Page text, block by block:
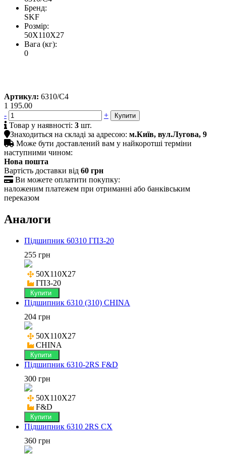
Бренд:
SKF
Розмір:
50X110X27
Вага (кг):
0
Артикул: 6310/С4
1 195.00
-
+
 Товар у наявності: 3 шт.
Знаходиться на складі за адресою: м.Київ, вул.Лугова, 9
 Може бути доставлений вам у найкоротші терміни
наступними чином:
Нова пошта
Вартість доставки від 60 грн
 Ви можете оплатити покупку:
наложеним платежем при отриманні або банківським
переказом
Аналоги
Підшипник 60310 ГПЗ-20
255 грн
50X110X27
ГПЗ-20
Купити
Підшипник 6310 (310) CHINA
204 грн
50X110X27
CHINA
Купити
Підшипник 6310-2RS F&D
300 грн
50X110X27
F&D
Купити
Підшипник 6310 2RS CX
360 грн